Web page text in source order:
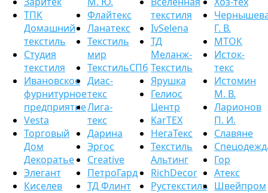
ТПК
Домашний
текстиль
Студия
текстиля
Ивановское
фурнитурное
предприятие
Vesta
Торговый
Дом
Декоратье
Элегант
Киселев
Флайтекс
Ланатекс
Текстиль
мир
ТекстильСПб
Диас-
текс
Лига-
текс
Дарина
Эргос
Creative
ПетроГард
ТД Флинт
текстиля
IvSelena
ТД
Меланж-
Текстиль
Ярушка
Гелиос
Центр
KarTEX
НегаТекс
Текстиль
Альтинг
RichDecor
Рустекстиль
Г. В.
МТОК
Исток-
текс
Истомин
М. В.
Ларионов
П. И.
Славяне
Гор
Атекс
Швейпром